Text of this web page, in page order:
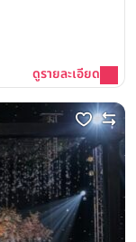
ดูรายละเอียด